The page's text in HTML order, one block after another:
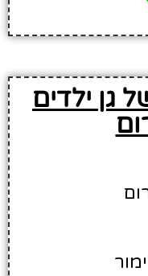
גן ילדים